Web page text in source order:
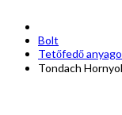
Bolt
Tetőfedő
Tondach